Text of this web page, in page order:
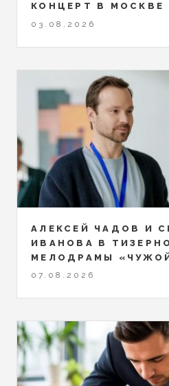
КОНЦЕРТ В МОСКВЕ
03.08.2026
АЛЕКСЕЙ ЧАДОВ И
ИВАНОВА В
МЕЛОДРАМЫ
07.08.2026